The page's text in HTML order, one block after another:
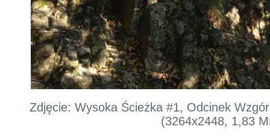
Zdjęcie: Wysoka Ścieżka #1, Odcinek
(3264x2448, 1,83